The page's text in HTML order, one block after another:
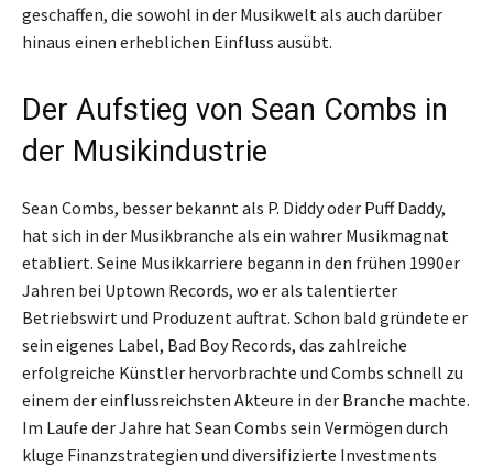
geschaffen, die sowohl in der Musikwelt als auch darüber
hinaus einen erheblichen Einfluss ausübt.
Der Aufstieg von Sean Combs in
der Musikindustrie
Sean Combs, besser bekannt als P. Diddy oder Puff Daddy,
hat sich in der Musikbranche als ein wahrer Musikmagnat
etabliert. Seine Musikkarriere begann in den frühen 1990er
Jahren bei Uptown Records, wo er als talentierter
Betriebswirt und Produzent auftrat. Schon bald gründete er
sein eigenes Label, Bad Boy Records, das zahlreiche
erfolgreiche Künstler hervorbrachte und Combs schnell zu
einem der einflussreichsten Akteure in der Branche machte.
Im Laufe der Jahre hat Sean Combs sein Vermögen durch
kluge Finanzstrategien und diversifizierte Investments